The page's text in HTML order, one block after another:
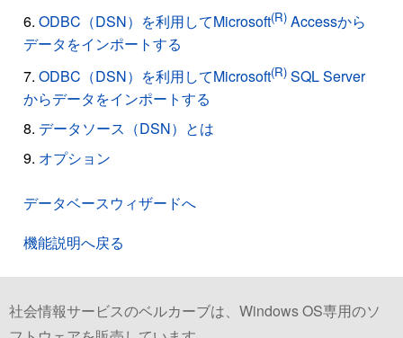
ODBC（DSN）を利用してMicrosoft(R) Accessから
データをインポートする
ODBC（DSN）を利用してMicrosoft(R) SQL Server
からデータをインポートする
データソース（DSN）とは
オプション
データベースウィザードへ
機能説明へ戻る
社会情報サービスのベルカーブは、Windows OS専用のソ